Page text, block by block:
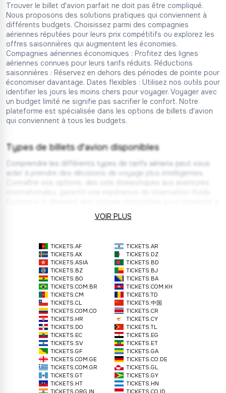
Trouver le billet d'avion parfait ne doit pas être compliqué.
Nous proposons des solutions pratiques qui conviennent à
différents budgets. Choisissez parmi des compagnies
aériennes réputées pour leurs prix compétitifs ou explorez les
offres saisonnières qui augmentent les économies.
Compagnies aériennes économiques : Profitez des lignes
aériennes connues pour leurs tarifs réduits. Réductions
saisonnières : Réservez en dehors des périodes de pointe pour
économiser davantage. Dates flexibles : Utilisez nos outils pour
identifier les jours les moins chers pour voyager. Voyager avec
un budget limité ne signifie pas sacrifier le confort. Notre
plateforme est spécialisée dans les options de billets d'avion
qui conviennent à tous les budgets.
Types de billets d'avion disponibles
Comprendre les différents types de tarifs aériens peut vous
aider à prendre des décisions de voyage plus intelligentes.
Connaître vos options, des vols domestiques aux aventures
internationaux
Que vos objectifs incluent l'exploration de villes proches ou la
visite de lieux éloignés, notre outil de réservation rend l'achat
de billets facile. En proposant des offres exceptionnelles et
une grande variété de billets d'avion internationaux en ligne,
nous savons que votre plan sera un succès. Évitez les options
coûteuses pour les vols mondiaux ou courts.
Billets d'avion aller-retour à prix réduit
Choisir entre un billet aller simple ou aller-retour peut affecter
votre flexibilité et votre coût global. Chaque option a ses
avantages distincts, selon vos plans. Aller simple : • Idéal pour
la flexibilité. • Parfait pour des plans de voyage non définis. •
Plus facile à combiner avec d'autres moyens de transport.
VOIR PLUS
TICKETS.AF
TICKETS.AR
TICKETS.AX
TICKETS.DZ
TICKETS.ASIA
TICKETS.BD
TICKETS.BZ
TICKETS.BJ
TICKETS.BO
TICKETS.BA
TICKETS.COM.BR
TICKETS.COM.KH
TICKETS.CM
TICKETS.TD
TICKETS.CL
TICKETS.中国
TICKETS.COM.CO
TICKETS.CR
TICKETS.HR
TICKETS.CY
TICKETS.DO
TICKETS.TL
TICKETS.EC
TICKETS.EG
TICKETS.SV
TICKETS.ET
TICKETS.GF
TICKETS.GA
TICKETS.COM.GE
TICKETS.CO.DE
TICKETS.COM.GR
TICKETS.GL
TICKETS.GT
TICKETS.GY
TICKETS.HT
TICKETS.HN
TICKETS.ORG.IN
TICKETS.CO.ID